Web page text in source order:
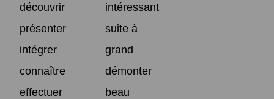
découvrir
intéressant
présenter
suite à
intégrer
grand
connaître
démonter
effectuer
beau